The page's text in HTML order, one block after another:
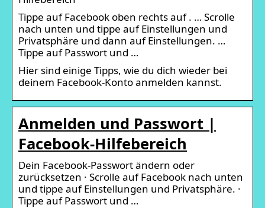
Tippe auf Facebook oben rechts auf . … Scrolle
nach unten und tippe auf Einstellungen und
Privatsphäre und dann auf Einstellungen. …
Tippe auf Passwort und …
Hier sind einige Tipps, wie du dich wieder bei
deinem Facebook-Konto anmelden kannst.
Anmelden und Passwort |
Facebook-Hilfebereich
Dein Facebook-Passwort ändern oder
zurücksetzen · Scrolle auf Facebook nach unten
und tippe auf Einstellungen und Privatsphäre. ·
Tippe auf Passwort und …